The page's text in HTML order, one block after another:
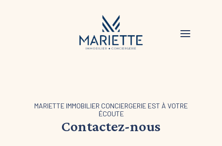
Contactez-nous
MARIETTE IMMOBILIER CONCIERGERIE EST À VOTRE
ÉCOUTE